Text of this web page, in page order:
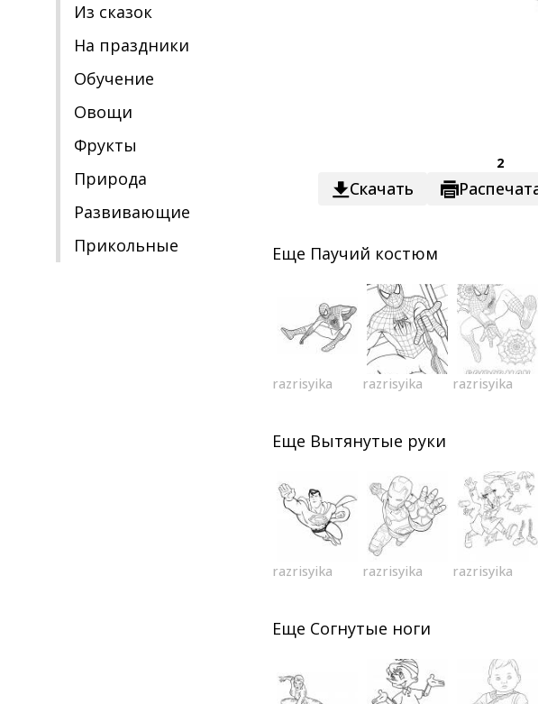
Из сказок
На праздники
Обучение
Овощи
Фрукты
Природа
Развивающие
Прикольные
Скачать
2
Еще Паучий костюм
razrisyika razrisyika razrisyika
Еще Вытянутые руки
razrisyika razrisyika razrisyika
Еще Согнутые ноги